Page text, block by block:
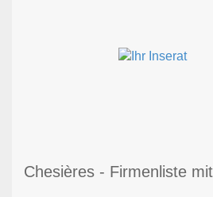
Chesières - Firmenliste